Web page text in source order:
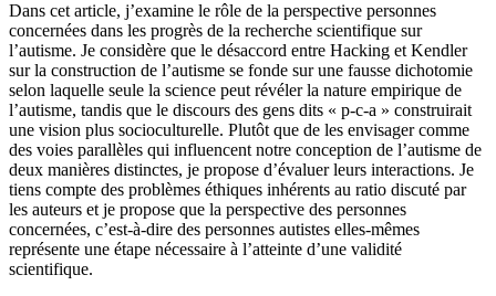
Dans cet article, j’examine le rôle de la perspective personnes
concernées dans les progrès de la recherche scientifique sur
l’autisme. Je considère que le désaccord entre Hacking et Kendler
sur la construction de l’autisme se fonde sur une fausse dichotomie
selon laquelle seule la science peut révéler la nature empirique de
l’autisme, tandis que le discours des gens dits « p-c-a » construirait
une vision plus socioculturelle. Plutôt que de les envisager comme
des voies parallèles qui influencent notre conception de l’autisme de
deux manières distinctes, je propose d’évaluer leurs interactions. Je
tiens compte des problèmes éthiques inhérents au ratio discuté par
les auteurs et je propose que la perspective des personnes
concernées, c’est-à-dire des personnes autistes elles-mêmes
représente une étape nécessaire à l’atteinte d’une validité
scientifique.